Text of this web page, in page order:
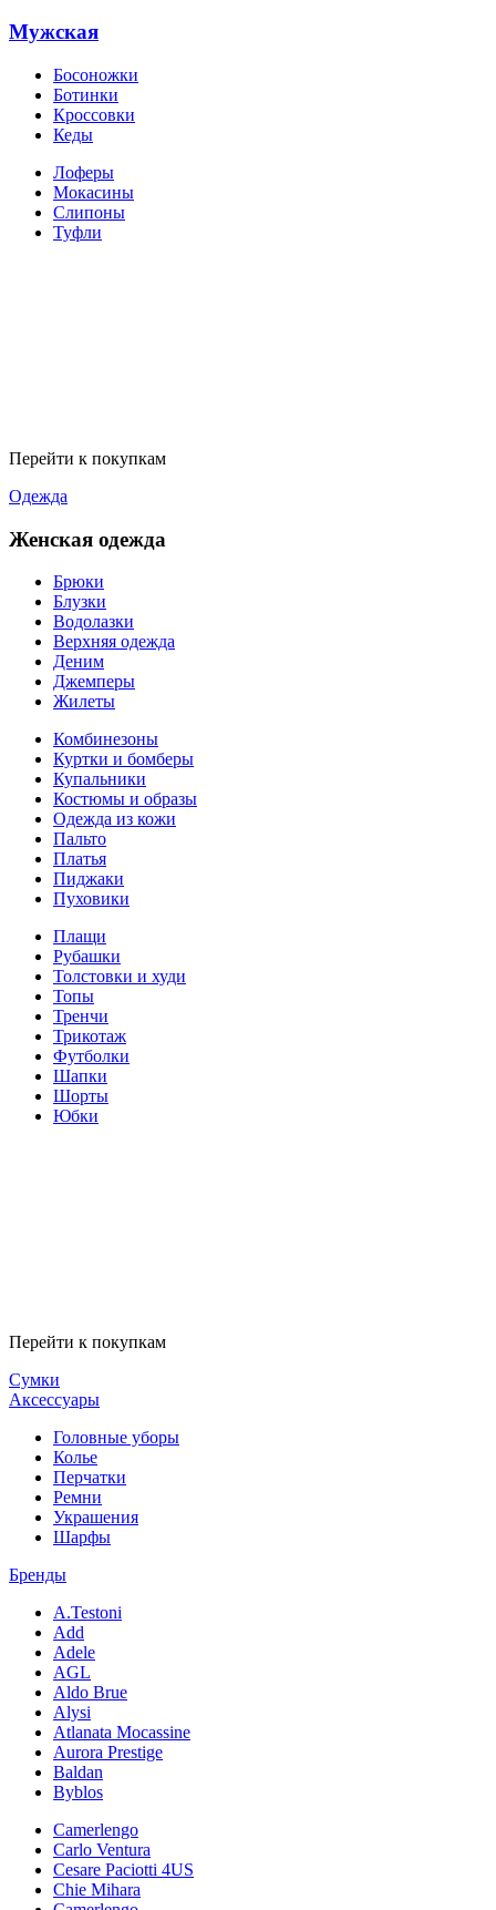
Мужская
Босоножки
Ботинки
Кроссовки
Кеды
Лоферы
Мокасины
Слипоны
Туфли
Перейти к покупкам
Одежда
Женская одежда
Брюки
Блузки
Водолазки
Верхняя одежда
Деним
Джемперы
Жилеты
Комбинезоны
Куртки и бомберы
Купальники
Костюмы и образы
Одежда из кожи
Пальто
Платья
Пиджаки
Пуховики
Плащи
Рубашки
Толстовки и худи
Топы
Тренчи
Трикотаж
Футболки
Шапки
Шорты
Юбки
Перейти к покупкам
Сумки
Аксессуары
Головные уборы
Колье
Перчатки
Ремни
Украшения
Шарфы
Бренды
A.Testoni
Add
Adele
AGL
Aldo Brue
Alysi
Atlanata Mocassine
Aurora Prestige
Baldan
Byblos
Camerlengo
Carlo Ventura
Cesare Paciotti 4US
Chie Mihara